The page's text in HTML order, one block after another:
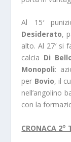
Al 15′
Desiderato,
alto. Al 27′ si
calcia Di
Monopoli:
per Bovio, il
nell’angolino
con la
CRONACA 2°